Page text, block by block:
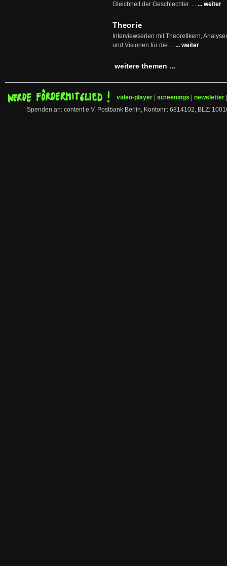
Gleichheit der Geschlechter. ... ... weiter
Theorie
Interviewserien mit Theoretikern,
und Visionen für die ... ... weiter
weitere themen ...
video-player screenings newsletter
Spenden an: content e.V. Postbank Berlin, Kontonr.: 6814102, BLZ: